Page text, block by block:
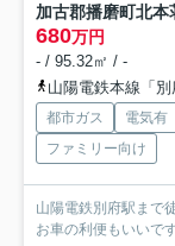
加古郡播磨町北
680万円
- / 95.32㎡ / -
山陽電鉄本線「
都市ガス 電気有
ファミリー向け
山陽電鉄別府駅まで
お車の利便もいいで